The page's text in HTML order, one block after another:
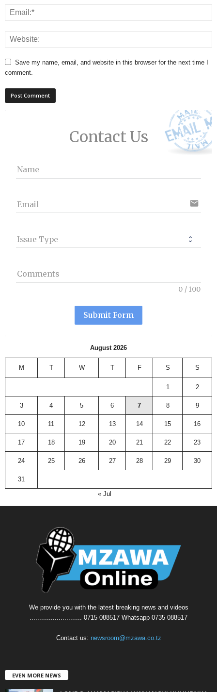
Save my name, email, and website in this browser for the next time I
comment.
Contact Us
Name
Email email
Issue Type
Comments
0 / 100
Submit Form
August 2026
M T W T F S S
1 2
3 4 5 6 7 8 9
10 11 12 13 14 15 16
17 18 19 20 21 22 23
24 25 26 27 28 29 30
31
« Jul
We provide you with the latest breaking news and videos
........................... 0715 088517 Whatsapp 0735 088517
Contact us: newsroom@mzawa.co.tz
EVEN MORE NEWS